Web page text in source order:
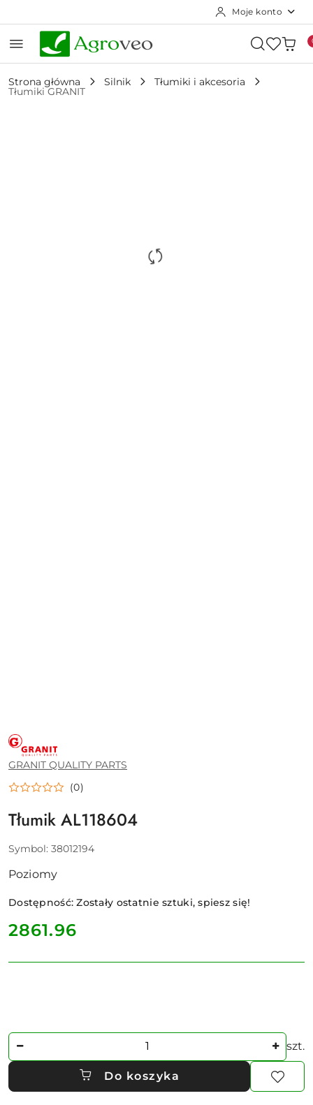
Moje konto
Strona główna Silnik Tłumiki i akcesoria
Tłumiki GRANIT
GRANIT
QUALITY
PARTS
GRANIT QUALITY PARTS
(0)
Tłumik AL118604
Symbol: 38012194
Poziomy
Dostępność:Zostały ostatnie sztuki, spiesz się!
cena:
2861.96
Ilość szt.
Do koszyka